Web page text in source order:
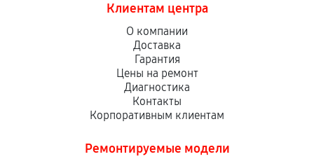
Клиентам центра
О компании
Доставка
Гарантия
Цены на ремонт
Диагностика
Контакты
Корпоративным клиентам
Ремонтируемые модели